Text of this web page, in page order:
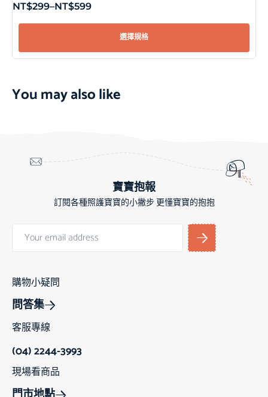
NT$299–NT$599
選擇規格
You may also like
寶寶抱報
訂閱各種照護寶寶的小撇步 更懂寶寶的抱抱
購物小疑問
問答集
客服專線
(04) 2244-3993
現場看商品